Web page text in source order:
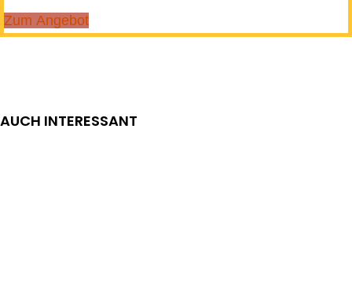
Zum Angebot
AUCH INTERESSANT